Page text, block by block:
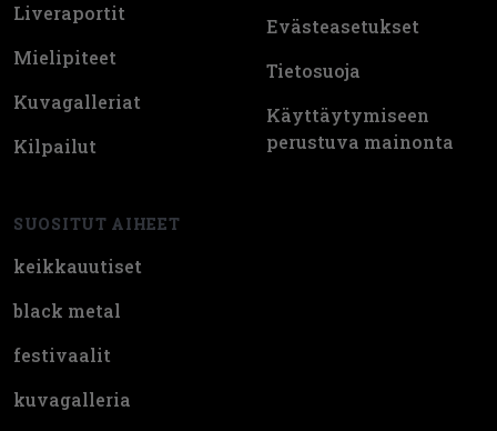
Liveraportit
Mielipiteet
Kuvagalleriat
Kilpailut
SUOSITUT AIHEET
keikkauutiset
black metal
festivaalit
kuvagalleria
Evästeasetukset
Tietosuoja
Käyttäytymiseen
perustuva mainonta